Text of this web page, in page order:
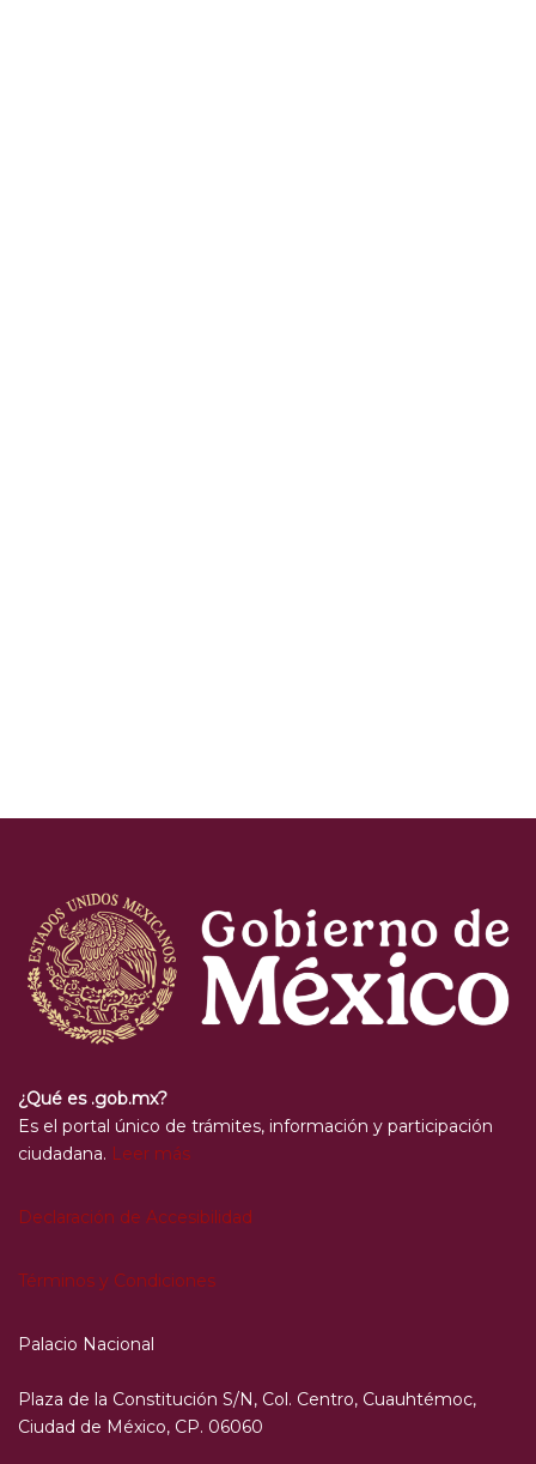
¿Qué es .gob.mx?
Es el portal único de trámites, información y participación
ciudadana. Leer más
Declaración de Accesibilidad
Términos y Condiciones
Palacio Nacional
Plaza de la Constitución S/N, Col. Centro, Cuauhtémoc,
Ciudad de México, CP. 06060